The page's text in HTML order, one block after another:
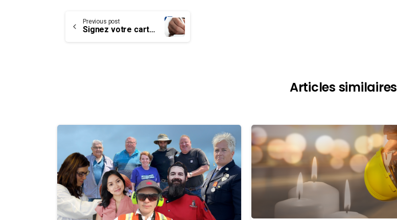
Continue
Previous post
Signez votre carte de membre électroniquement
Articles similaires